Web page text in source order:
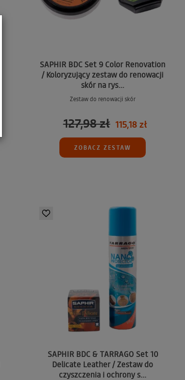
SAPHIR BDC Set 9 Color Renovation
/ Koloryzujący zestaw do renowacji
skór na rys...
Zestaw do renowacji skór
127,98 zł 115,18 zł
ZOBACZ ZESTAW
SAPHIR BDC & TARRAGO Set 10
Delicate Leather / Zestaw do
czyszczenia i ochrony s...